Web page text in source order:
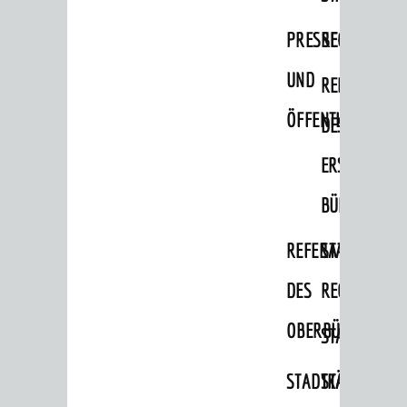
PRESSE-
UND REFERAT
DES
ERSTEN
REFERAT
DES
STABSSTELLE
RECHT
STADTKÄMMEREI
Vermiete doch an deine Stadt